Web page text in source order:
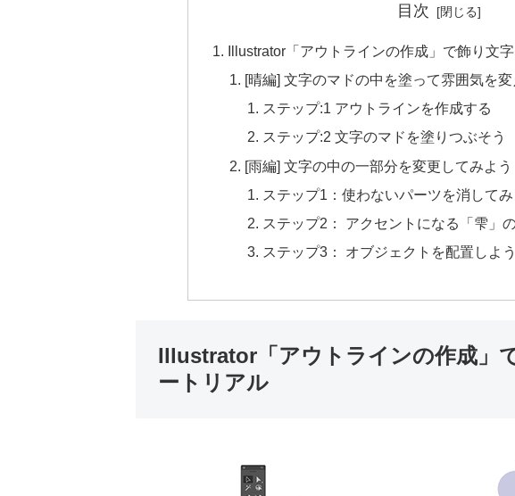
目次
Illustrator「アウトラインの作成」で飾り文
[晴編] 文字のマドの中を塗って雰囲気を変
ステップ:1 アウトラインを作成する
ステップ:2 文字のマドを塗りつぶそう
[雨編] 文字の中の一部分を変更してみよう
ステップ1：使わないパーツを消してみ
ステップ2： アクセントになる「雫」
ステップ3： オブジェクトを配置しよう
Illustrator「アウトラインの作成」
ートリアル